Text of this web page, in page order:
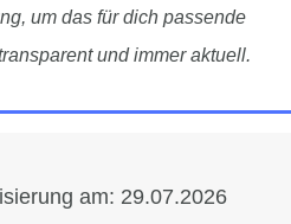
um das für dich passende
und immer aktuell.
am: 29.07.2026